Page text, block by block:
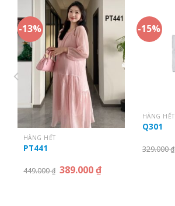
-13%
HÀNG HẾT
PT441
449.000₫ 389.000₫
-15%
HÀNG HẾT
Q301
329.000₫